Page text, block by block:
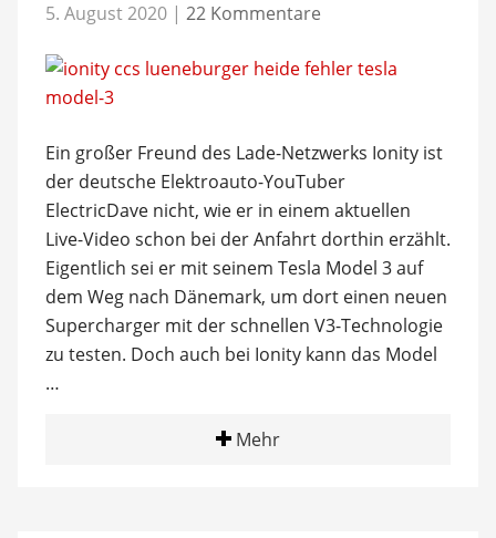
5. August 2020 | 22 Kommentare
Ein großer Freund des Lade-Netzwerks Ionity ist
der deutsche Elektroauto-YouTuber
ElectricDave nicht, wie er in einem aktuellen
Live-Video schon bei der Anfahrt dorthin erzählt.
Eigentlich sei er mit seinem Tesla Model 3 auf
dem Weg nach Dänemark, um dort einen neuen
Supercharger mit der schnellen V3-Technologie
zu testen. Doch auch bei Ionity kann das Model
…
Mehr